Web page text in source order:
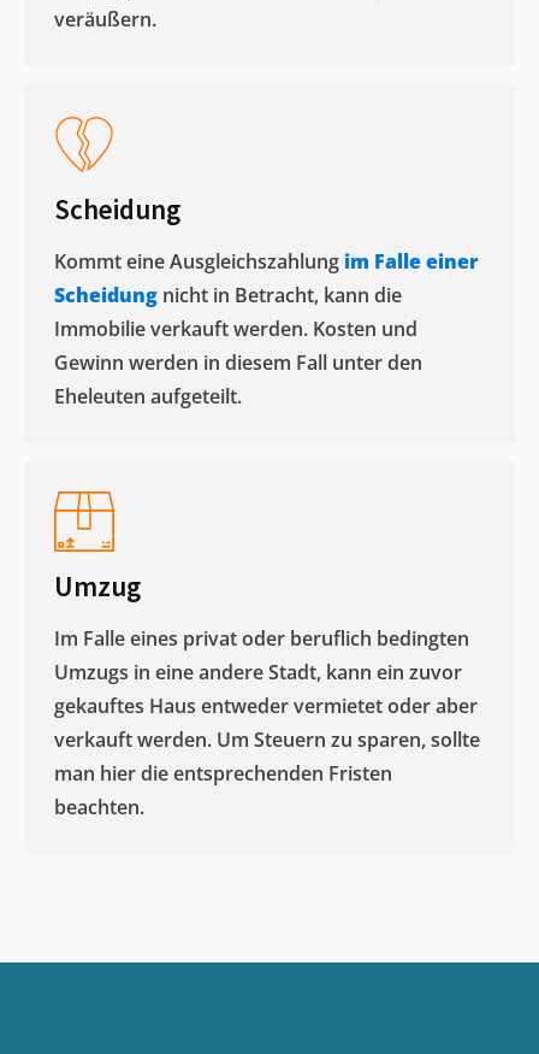
veräußern. ​
Scheidung
Kommt eine Ausgleichszahlung im Falle einer
Scheidung nicht in Betracht, kann die
Immobilie verkauft werden. Kosten und
Gewinn werden in diesem Fall unter den
Eheleuten aufgeteilt.​
Umzug
Im Falle eines privat oder beruflich bedingten
Umzugs in eine andere Stadt, kann ein zuvor
gekauftes Haus entweder vermietet oder aber
verkauft werden. Um Steuern zu sparen, sollte
man hier die entsprechenden Fristen
beachten.